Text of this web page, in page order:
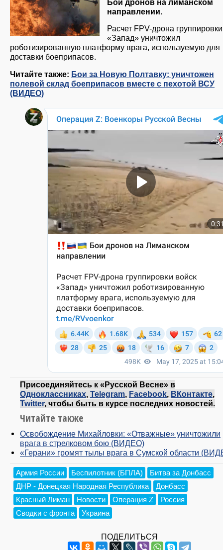
Бои дронов на лиманском
направлении.
Расчет FPV-дрона
«Запад» уничтожил
роботизированную платформу врага, используемую для
доставки боеприпасов.
Читайте также: Бои за Новую Полтавку: уничтожен
полевой склад боеприпасов вместе с пехотой ВСУ
(ВИДЕО)
Присоединяйтесь к «Русской Весне» в
Одноклассниках, Telegram, Facebook, ВКонтакте,
Twitter, чтобы быть в курсе последних новостей.
Читайте также
Освобождение Михайловки: «Отважные» уничтожили
врага в стрелковом бою (ВИДЕО)
«Герани» громят тылы врага в Сумской области
Армия России Беспилотник (БПЛА)
Битва за Донбасс
ДНР - Донецкая Народная Республика
Донбасс
Красный Лиман
Новости Операция Z
Россия
Сводки с фронта
Украина
ПОДЕЛИТЬСЯ